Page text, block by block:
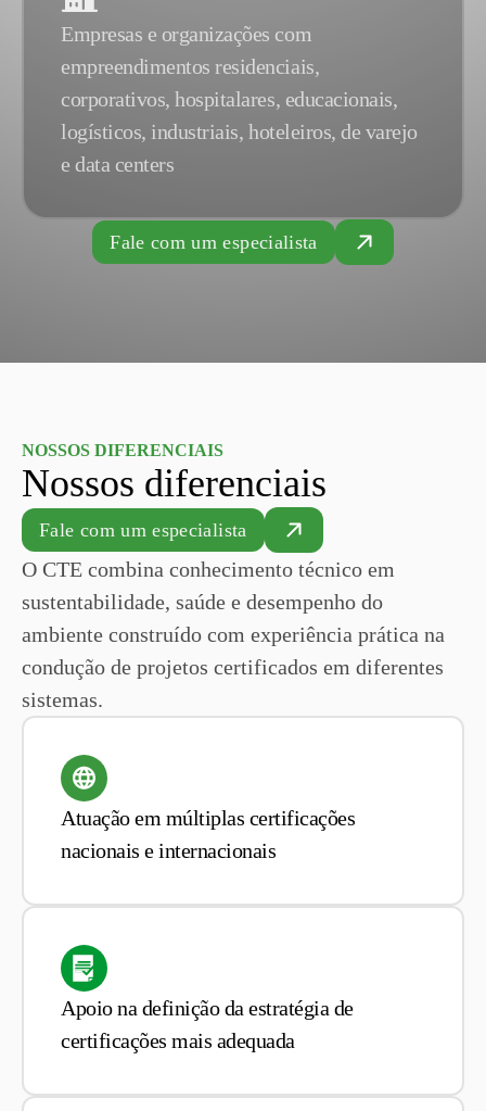
Empresas e organizações com
empreendimentos residenciais,
corporativos, hospitalares, educacionais,
logísticos, industriais, hoteleiros, de varejo
e data centers
Fale com um especialista
NOSSOS DIFERENCIAIS
Nossos diferenciais
Fale com um especialista
O CTE combina conhecimento técnico em
sustentabilidade, saúde e desempenho do
ambiente construído com experiência prática na
condução de projetos certificados em diferentes
sistemas.
Atuação em múltiplas certificações
nacionais e internacionais
Apoio na definição da estratégia de
certificações mais adequada